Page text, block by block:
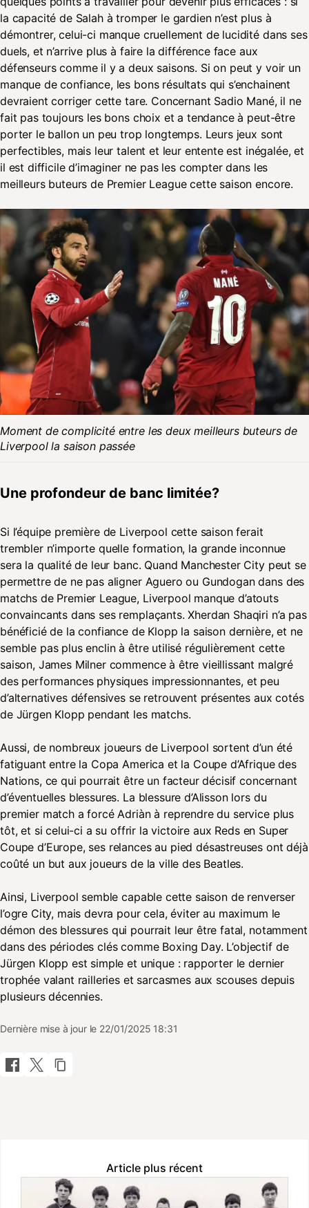
la capacité de Salah à tromper le gardien n’est plus à
démontrer, celui-ci manque cruellement de lucidité dans ses
duels, et n’arrive plus à faire la différence face aux
défenseurs comme il y a deux saisons. Si on peut y voir un
manque de confiance, les bons résultats qui s’enchainent
devraient corriger cette tare. Concernant Sadio Mané, il ne
fait pas toujours les bons choix et a tendance à peut-être
porter le ballon un peu trop longtemps. Leurs jeux sont
perfectibles, mais leur talent et leur entente est inégalée, et
il est difficile d’imaginer ne pas les compter dans les
meilleurs buteurs de Premier League cette saison encore.
Moment de complicité entre les deux meilleurs buteurs de
Liverpool la saison passée
Une profondeur de banc limitée?
Si l’équipe première de Liverpool cette saison ferait
trembler n’importe quelle formation, la grande inconnue
sera la qualité de leur banc. Quand Manchester City peut se
permettre de ne pas aligner Aguero ou Gundogan dans des
matchs de Premier League, Liverpool manque d’atouts
convaincants dans ses remplaçants. Xherdan Shaqiri n’a pas
bénéficié de la confiance de Klopp la saison dernière, et ne
semble pas plus enclin à être utilisé régulièrement cette
saison, James Milner commence à être vieillissant malgré
des performances physiques impressionnantes, et peu
d’alternatives défensives se retrouvent présentes aux cotés
de Jürgen Klopp pendant les matchs.
Aussi, de nombreux joueurs de Liverpool sortent d’un été
fatiguant entre la Copa America et la Coupe d’Afrique des
Nations, ce qui pourrait être un facteur décisif concernant
d’éventuelles blessures. La blessure d’Alisson lors du
premier match a forcé Adriàn à reprendre du service plus
tôt, et si celui-ci a su offrir la victoire aux Reds en Super
Coupe d’Europe, ses relances au pied désastreuses ont déjà
coûté un but aux joueurs de la ville des Beatles.
Ainsi, Liverpool semble capable cette saison de renverser
l’ogre City, mais devra pour cela, éviter au maximum le
démon des blessures qui pourrait leur être fatal, notamment
dans des périodes clés comme Boxing Day. L’objectif de
Jürgen Klopp est simple et unique : rapporter le dernier
trophée valant railleries et sarcasmes aux scouses depuis
plusieurs décennies.
Dernière mise à jour le 22/01/2025 18:31
Article plus récent